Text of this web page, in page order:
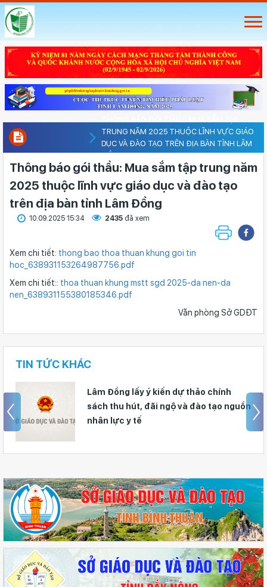
TRUNG NĂM 2025 THUỘC LĨNH VỰC GIÁO
DỤC VÀ ĐÀO TẠO TRÊN ĐỊA BÀN TỈNH LÂM
ĐỒNG
Thông báo gói thầu: Mua sắm tập trung năm
2025 thuộc lĩnh vực giáo dục và đào tạo
trên địa bàn tỉnh Lâm Đồng
10.09.2025 15:34 2435 đã xem
Xem chi tiết: thong bao thoa thuan khung goi tin
hoc_638931153264987756.pdf
Xem chi tiết:: thoa thuan khung mstt sgd 2025-da nen-da
nen_638931155380185346.pdf
Văn phòng Sở GDĐT
TIN TỨC KHÁC
Lâm Đồng lấy ý kiến dự thảo chính
sách thu hút, đãi ngộ và đào tạo nguồn
nhân lực y tế